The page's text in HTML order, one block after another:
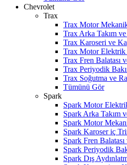
Chevrolet
Trax
Trax Motor
Trax Arka Takım
Trax Karoseri ve
Trax Motor Elektrik
Trax Fren Balatası
Trax Periyodik
Trax Soğutma ve
Tümünü Gör
Spark
Spark Motor
Spark Arka Takım
Spark Motor
Spark Karoser iç
Spark Fren
Spark Periyodik
Spark Dış